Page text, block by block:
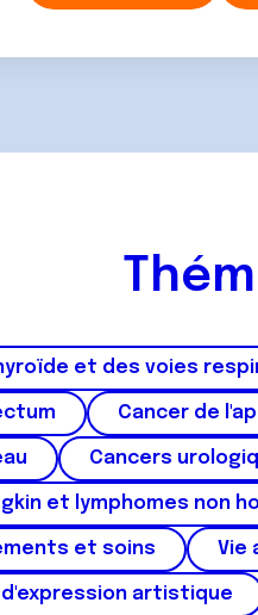
et des voies
Cancer de
Cancers
et lymphomes non
et soins Vie
d'expression artistique